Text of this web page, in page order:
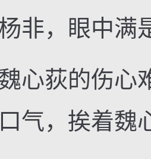
非，眼中满
荻的伤心
气，挨着魏